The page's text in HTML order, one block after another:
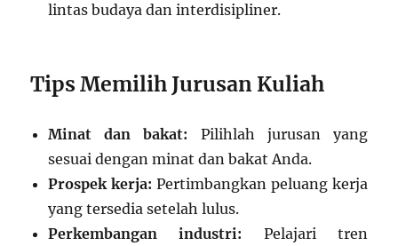
lintas budaya dan interdisipliner.
Tips Memilih Jurusan Kuliah
Minat dan bakat: Pilihlah jurusan yang
sesuai dengan minat dan bakat Anda.
Prospek kerja: Pertimbangkan peluang kerja
yang tersedia setelah lulus.
Perkembangan industri: Pelajari tren